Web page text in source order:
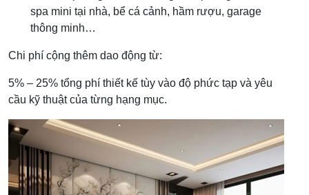
spa mini tại nhà, bể cá cảnh, hầm rượu, garage
thông minh…
Chi phí cộng thêm dao động từ:
5% – 25% tổng phí thiết kế tùy vào độ phức tạp và yêu
cầu kỹ thuật của từng hạng mục.